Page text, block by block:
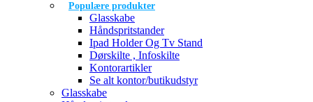
Populære produkter
Glasskabe
Håndspritstander
Ipad Holder Og Tv Stand
Dørskilte , Infoskilte
Kontorartikler
Se alt kontor/butikudstyr
Glasskabe